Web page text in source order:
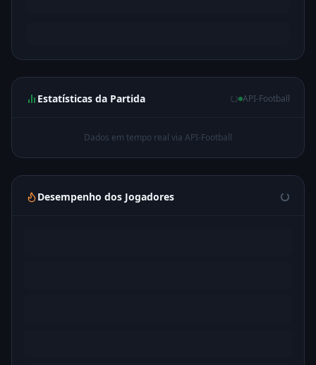
Estatísticas da Partida API-Football
Dados em tempo real via API-Football
Desempenho dos Jogadores